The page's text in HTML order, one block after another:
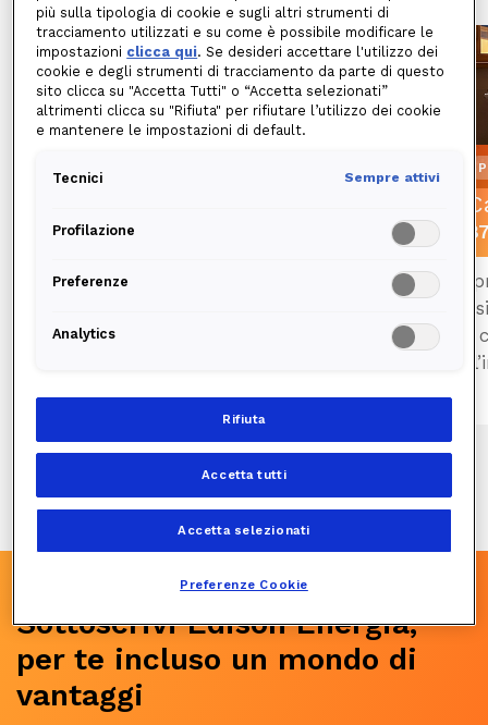
87€/anno tasse incluse
Il prodotto assicurativo che garantisce
in caso di guasti e malfunzionamenti
Scopri il prodotto
Il
in
Limitazioni ed esclusioni indicate nel Set
Informativo. Prima della sottoscrizione leggere il
Sottoscrivi Edison Energia,
per te incluso un mondo di
vantaggi
più sulla tipologia di cookie e sugli altri strumenti di
tracciamento utilizzati e su come è possibile modificare le
impostazioni clicca qui. Se desideri accettare l'utilizzo dei
cookie e degli strumenti di tracciamento da parte di questo
sito clicca su "Accetta Tutti" o “Accetta selezionati”
altrimenti clicca su "Rifiuta" per rifiutare l’utilizzo dei cookie
e mantenere le impostazioni di default.
Tecnici Sempre attivi
Profilazione
Preferenze
Analytics
Rifiuta
Accetta tutti
Accetta selezionati
Preferenze Cookie